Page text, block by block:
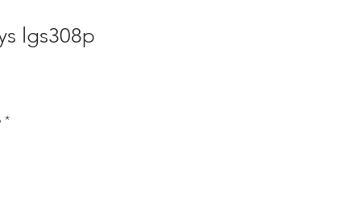
lgs308p
*